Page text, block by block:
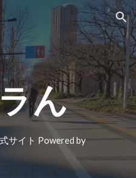
Skip to navigation
ん
サイト Powered by